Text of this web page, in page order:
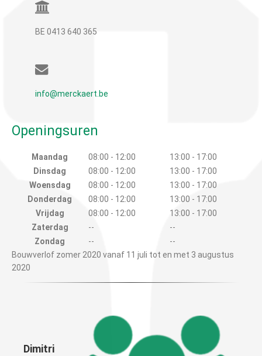
BE 0413 640 365
info@merckaert.be
Openingsuren
Maandag 08:00 - 12:00
13:00 - 17:00
Dinsdag
08:00 - 12:00
13:00 - 17:00
Woensdag
08:00 - 12:00
13:00 - 17:00
Donderdag
08:00 - 12:00
13:00 - 17:00
Vrijdag
08:00 - 12:00
13:00 - 17:00
Zaterdag
--
--
Zondag
--
--
Bouwverlof zomer 2020 vanaf 11 juli tot en met 3 augustus
2020
Dimitri